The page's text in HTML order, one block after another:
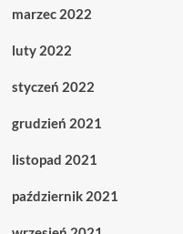
marzec 2022
luty 2022
styczeń 2022
grudzień 2021
listopad 2021
październik 2021